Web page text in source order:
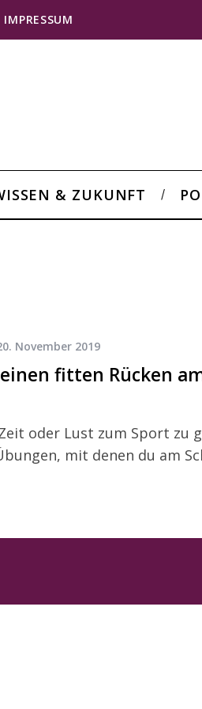
IMPRESSUM
& ZUKUNFT
November 2019
fitten Rücken
oder Lust zum Sport zu
mit denen du am